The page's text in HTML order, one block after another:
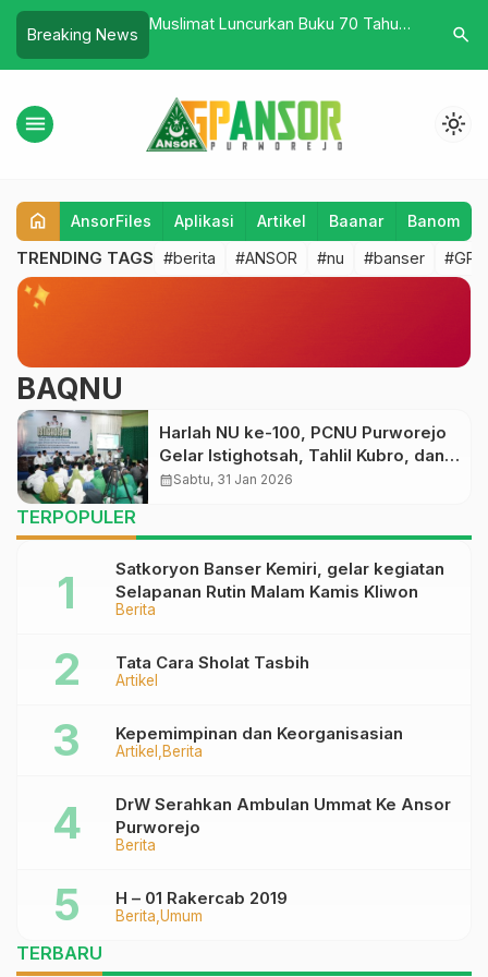
Breaking News
Selapanan
Muslimat Luncurkan Buku 70 Tahun
Refleksi
search
menu light_mode
home AnsorFiles Aplikasi Artikel Baanar Banom
TRENDING TAGS #berita #ANSOR #nu #banser #GP
BAQNU
Harlah NU ke-100, PCNU Purworejo
Gelar Istighotsah, Tahlil Kubro, dan
Launching Desa NU
calendar_monthSabtu, 31 Jan 2026
TERPOPULER
Berita
Satkoryon Banser Kemiri, gelar kegiatan
Selapanan Rutin Malam Kamis Kliwon
Artikel
Tata Cara Sholat Tasbih
Artikel Berita
Kepemimpinan dan Keorganisasian
Berita
DrW Serahkan Ambulan Ummat Ke Ansor
Purworejo
Berita Umum
H – 01 Rakercab 2019
TERBARU